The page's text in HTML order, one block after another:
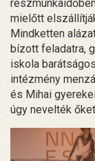
mielőtt
Mindketten
bízott feladatra,
iskola
intézmény
és Mihai
úgy nevelték